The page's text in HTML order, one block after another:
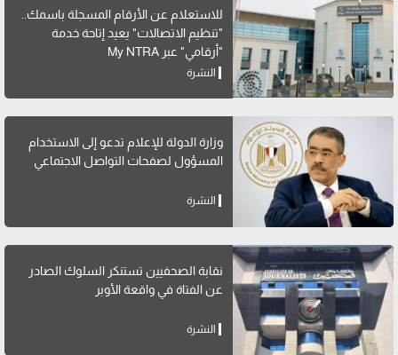
للاستعلام عن الأرقام المسجلة باسمك..
"تنظيم الاتصالات" يعيد إتاحة خدمة
"أرقامي" عبر My NTRA
النشرة
وزارة الدولة للإعلام تدعو إلى الاستخدام
المسؤول لصفحات التواصل الاجتماعي
النشرة
نقابة الصحفيين تستنكر السلوك الصادر
عن الفتاة في واقعة الأوبر
النشرة